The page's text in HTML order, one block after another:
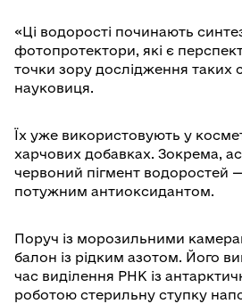
«Ці водорості починають
фотопротектори, які є
точки зору дослідження таких
науковиця.
Їх уже використовують у
харчових добавках. Зокрема,
червоний пігмент водоростей
потужним антиоксидантом.
Поруч із морозильними
балон із рідким азотом. Його
час виділення РНК із
роботою стерильну ступку